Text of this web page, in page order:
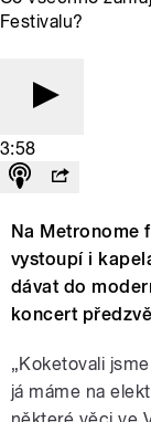
Festivalu?
3:58
Na Metronome
vystoupí i
dávat do
koncert
„Koketovali
já máme na